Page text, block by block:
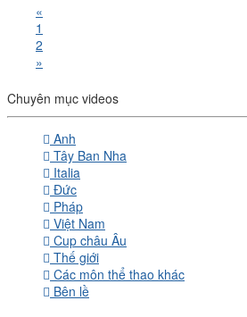
«
1
2
»
Chuyên mục videos
Anh
Tây Ban Nha
Italia
Đức
Pháp
Việt Nam
Cup châu Âu
Thế giới
Các môn thể thao khác
Bên lề